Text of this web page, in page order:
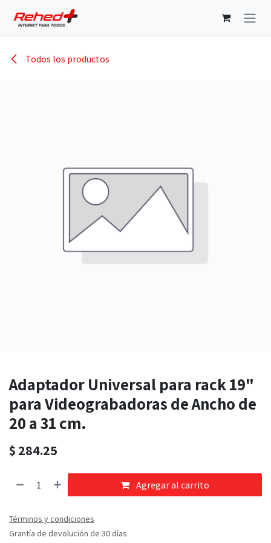
Todos los productos
Adaptador Universal para rack 19"
para Videograbadoras de Ancho de
20 a 31 cm.
$ 284.25
Agregar al carrito
Términos y condiciones
Grantía de devolución de 30 días